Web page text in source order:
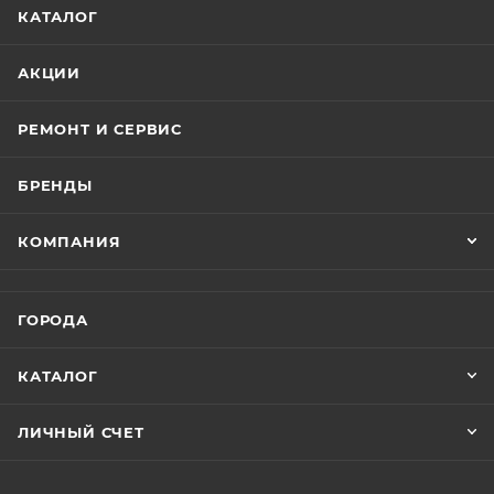
возможности приложений, использующих
новым iPhone 15. Его 6,1-дюймовый OLED-экран
связь, True Tone и защищен прочным стеклом
КАТАЛОГ
АКЦИИ
РЕМОНТ И СЕРВИС
БРЕНДЫ
КОМПАНИЯ
ГОРОДА
КАТАЛОГ
ЛИЧНЫЙ СЧЕТ